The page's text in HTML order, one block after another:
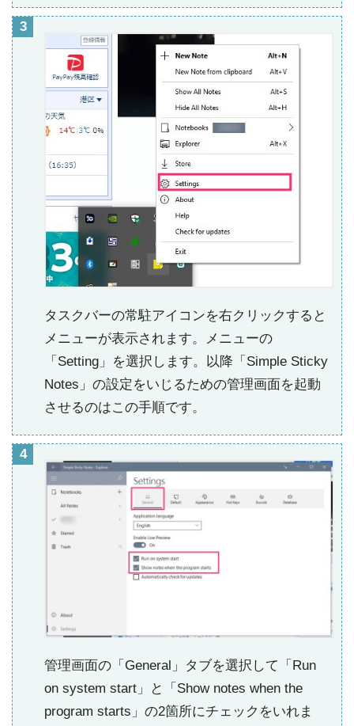
タスクバーの常駐アイコンを右クリックすると
メニューが表示されます。メニューの
「Setting」を選択します。以降「Simple Sticky
Notes」の設定をいじるための管理画面を起動
させるのはこの手順です。
管理画面の「General」タブを選択して「Run
on system start」と「Show notes when the
program starts」の2箇所にチェックをいれま